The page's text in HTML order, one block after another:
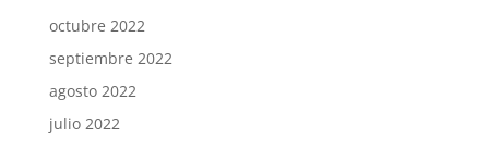
octubre 2022
septiembre 2022
agosto 2022
julio 2022